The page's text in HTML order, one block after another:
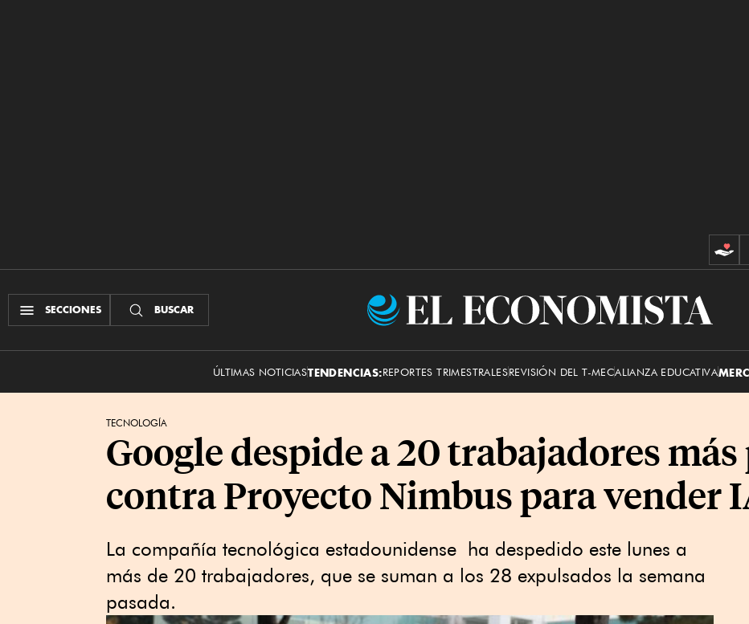
SECCIONES BUSCAR
El
ÚLTIMAS NOTICIASTENDENCIAS:REPORTES TRIMESTRALESREVISIÓN DEL T-MECALIANZA EDUCATIVA
TECNOLOGÍA
Google despide a 20 trabajadores
contra Proyecto Nimbus para vender
La compañía tecnológica estadounidense ha despedido este lunes a
más de 20 trabajadores, que se suman a los 28 expulsados la semana
pasada.